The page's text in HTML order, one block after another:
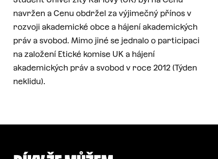
navržen a Cenu obdržel za výjimečný přínos v
rozvoji akademické obce a hájení akademických
práv a svobod. Mimo jiné se jednalo o participaci
na založení Etické komise UK a hájení
akademických práv a svobod v roce 2012 (Týden
neklidu).